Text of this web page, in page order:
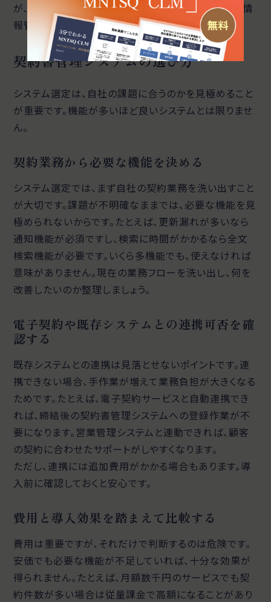
が、サーバー管理の手間が発生します。自社の体制や情
報管理方針に合わせて選ぶことが重要です。
契約書管理システムの選び方
システム選定は、自社の課題に合うのかを見極めること
が重要です。機能が多いほど良いシステムとは限りませ
ん。
契約業務から必要な機能を決める
システム選定では、まず自社の契約業務を洗い出すこと
が大切です。課題が不明確なままでは、必要な機能を見
極められないからです。たとえば、更新漏れが多いなら
通知機能が必須ですし、検索に時間がかかるなら全文
検索機能が必要です。いくら多機能でも、使えなければ
意味がありません。現在の業務フローを洗い出し、何を
改善したいのか整理しましょう。
電子契約や既存システムとの連携可否を確
認する
既存システムとの連携は見落とせないポイントです。連
携できない場合、手作業が増えて業務負担が大きくなる
ためです。たとえば、電子契約サービスと自動連携でき
れば、締結後の契約書管理システムへの登録作業が不
要になります。営業管理システムと連動できれば、顧客
の契約に合わせたサポートがしやすくなります。
ただし、連携には追加費用がかかる場合もあります。導
入前に確認しておくと安心です。
費用と導入効果を踏まえて比較する
費用は重要ですが、それだけで判断するのは危険です。
安価でも必要な機能が不足していれば、十分な効果が
得られません。たとえば、月額数千円のサービスでも契
約件数が多い場合は従量課金で高額になることがあり